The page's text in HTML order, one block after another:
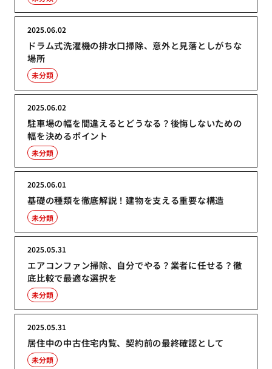
ドラム式洗濯機の排水口掃除、意外と見落としがちな
場所
2025.06.02
未分類
駐車場の幅を間違えるとどうなる？後悔しないための
幅を決めるポイント
2025.06.02
未分類
基礎の種類を徹底解説！建物を支える重要な構造
2025.06.01
未分類
エアコンファン掃除、自分でやる？業者に任せる？徹
底比較で最適な選択を
2025.05.31
未分類
居住中の中古住宅内覧、契約前の最終確認として
2025.05.31
未分類